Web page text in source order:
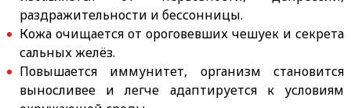
раздражительности и бессонницы.
Кожа очищается от ороговевших чешуек и секрета
сальных желёз.
Повышается иммунитет, организм становится
выносливее и легче адаптируется к условиям